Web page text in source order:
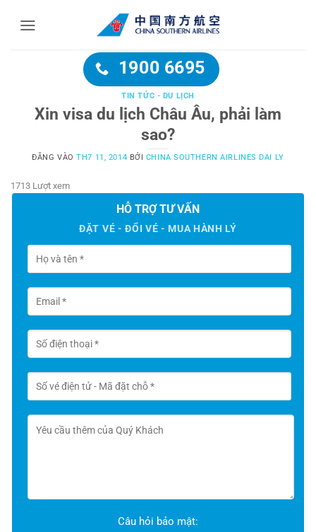
1900 6695
TIN TỨC - DU LỊCH
Xin visa du lịch Châu Âu, phải làm
sao?
ĐĂNG VÀOTH7 11, 2014 BỞI CHINA SOUTHERN AIRLINES DAI LY
1713 Lượt xem
HỖ TRỢ TƯ VẤN
ĐẶT VÉ - ĐỔI VÉ - MUA HÀNH LÝ
Câu hỏi bảo mật: